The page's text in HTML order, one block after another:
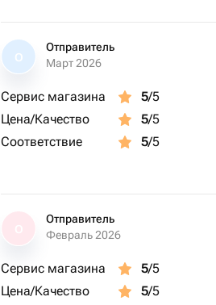
О
Отправитель
Март 2026
Сервис магазина 5/5
Цена/Качество
5/5
Соответствие
5/5
Отправитель
Февраль 2026
Сервис магазина 5/5
Цена/Качество
5/5